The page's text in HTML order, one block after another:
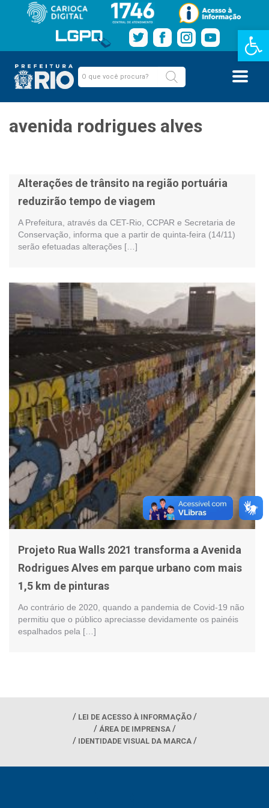
Barra de
avenida rodrigues alves
Alterações de trânsito na região portuária
reduzirão tempo de viagem
A Prefeitura, através da CET-Rio, CCPAR e Secretaria de
Conservação, informa que a partir de quinta-feira (14/11)
serão efetuadas alterações […]
Projeto Rua Walls 2021 transforma a Avenida
Rodrigues Alves em parque urbano com mais
1,5 km de pinturas
Ao contrário de 2020, quando a pandemia de Covid-19 não
permitiu que o público apreciasse devidamente os painéis
espalhados pela […]
LEI DE ACESSO À INFORMAÇÃO
ÁREA DE IMPRENSA
IDENTIDADE VISUAL DA MARCA